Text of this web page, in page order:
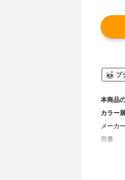
プ
本商品
カラー
メーカ
容量